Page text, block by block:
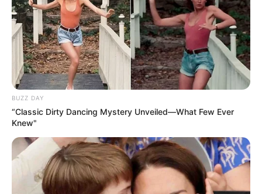
BUZZ DAY
“Classic Dirty Dancing Mystery Unveiled—What Few Ever
Knew"